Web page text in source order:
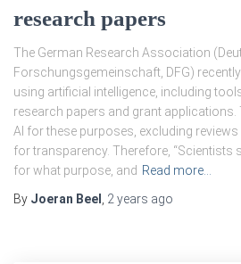
research papers
The German Research Association
Forschungsgemeinschaft, DFG)
using artificial intelligence, including
research papers and grant applications.
AI for these purposes, excluding
for transparency. Therefore, “Scientists
for what purpose, and Read more…
By Joeran Beel 2 years ago